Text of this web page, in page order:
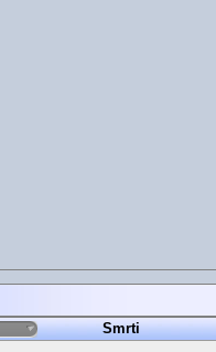
Smrti